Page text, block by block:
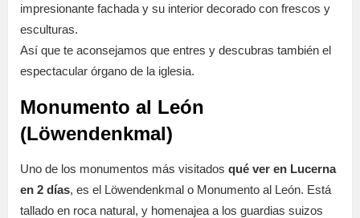
impresionante fachada y su interior decorado con frescos y
esculturas.
Así que te aconsejamos que entres y descubras también el
espectacular órgano de la iglesia.
Monumento al León
(Löwendenkmal)
Uno de los monumentos más visitados qué ver en Lucerna
en 2 días, es el Löwendenkmal o Monumento al León. Está
tallado en roca natural, y homenajea a los guardias suizos